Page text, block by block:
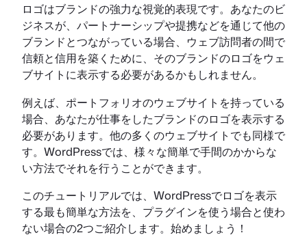
ロゴはブランドの強力な視覚的表現です。あなたのビ
ジネスが、パートナーシップや提携などを通じて他の
ブランドとつながっている場合、ウェブ訪問者の間で
信頼と信用を築くために、そのブランドのロゴをウェ
ブサイトに表示する必要があるかもしれません。
例えば、ポートフォリオのウェブサイトを持っている
場合、あなたが仕事をしたブランドのロゴを表示する
必要があります。他の多くのウェブサイトでも同様で
す。WordPressでは、様々な簡単で手間のかからな
い方法でそれを行うことができます。
このチュートリアルでは、WordPressでロゴを表示
する最も簡単な方法を、プラグインを使う場合と使わ
ない場合の2つご紹介します。始めましょう！